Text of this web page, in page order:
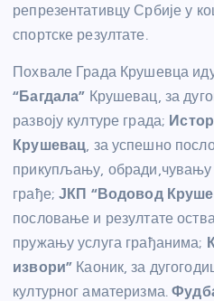
репрезентативцу Србије у
спортске резултате.
Похвале Града Крушевца
“Багдала” Крушевац, за
развоју културе града;
Крушевац, за успешно
прикупљању, обради,чувању
грађе;ЈКП “Водовод
пословање и резултате
пружању услуга грађанима;
извори” Каоник, за
културног аматеризма.